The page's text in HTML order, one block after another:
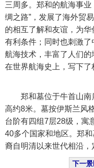
三周多。郑和的航海事
绸之路”，发展了海外贸
的相互了解和友谊，为
有利条件；同时也刺激
航海技术，丰富了人们的
在世界航海史上，写下了
郑和墓位于牛首山南
高约8米。墓按伊斯兰风
台阶有四组7层28级，寓
40多个国家和地区。郑
裔自明清以来世代相沿，
下一